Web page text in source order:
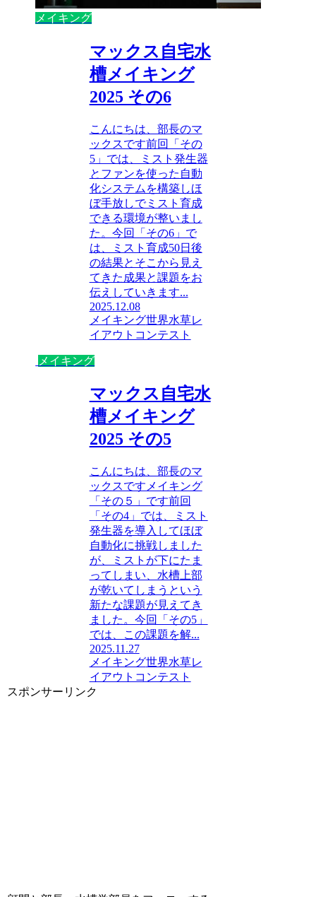
メイキング
マックス自宅水
槽メイキング
2025 その6
こんにちは、部長のマ
ックスです前回「その
5」では、ミスト発生器
とファンを使った自動
化システムを構築しほ
ぼ手放しでミスト育成
できる環境が整いまし
た。今回「その6」で
は、ミスト育成50日後
の結果とそこから見え
てきた成果と課題をお
伝えしていきます...
2025.12.08
メイキング世界水草レ
イアウトコンテスト
メイキング
マックス自宅水
槽メイキング
2025 その5
こんにちは、部長のマ
ックスですメイキング
「その５」です前回
「その4」では、ミスト
発生器を導入してほぼ
自動化に挑戦しました
が、ミストが下にたま
ってしまい、水槽上部
が乾いてしまうという
新たな課題が見えてき
ました。今回「その5」
では、この課題を解...
2025.11.27
メイキング世界水草レ
イアウトコンテスト
スポンサーリンク